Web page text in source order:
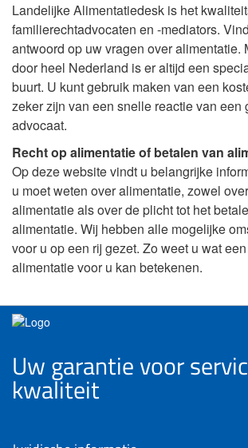
Landelijke Alimentatiedesk is het
familierechtadvocaten en -mediators.
antwoord op uw vragen over alimentatie.
door heel Nederland is er altijd een
buurt. U kunt gebruik maken van een
zeker zijn van een snelle reactie van
advocaat.
Recht op alimentatie of betalen van
Op deze website vindt u belangrijke
u moet weten over alimentatie, zowel
alimentatie als over de plicht tot het
alimentatie. Wij hebben alle mogelijke
voor u op een rij gezet. Zo weet u wat
alimentatie voor u kan betekenen.
Uw garantie voor
kwaliteit